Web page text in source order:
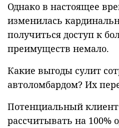
Однако в настоящее
изменилась
получиться доступ к
преимуществ немало.
Какие выгоды сулит
автоломбардом? Их
Потенциальный
рассчитывать на 100%